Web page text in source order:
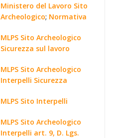
Ministero del Lavoro Sito
Archeologico; Normativa
MLPS Sito Archeologico
Sicurezza sul lavoro
MLPS Sito Archeologico
Interpelli Sicurezza
MLPS Sito Interpelli
MLPS Sito Archeologico
Interpelli art. 9, D. Lgs.